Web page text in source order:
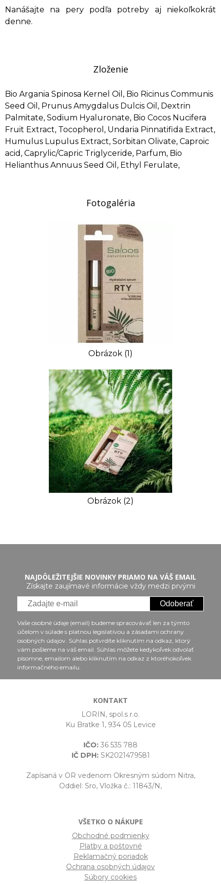
Nanášajte na pery podľa potreby aj niekoľkokrát
denne.
Zloženie
Bio Argania Spinosa Kernel Oil, Bio Ricinus Communis
Seed Oil, Prunus Amygdalus Dulcis Oil, Dextrin
Palmitate, Sodium Hyaluronate, Bio Cocos Nucifera
Fruit Extract, Tocopherol, Undaria Pinnatifida Extract,
Humulus Lupulus Extract, Sorbitan Olivate, Caproic
acid, Caprylic/Capric Triglyceride, Parfum, Bio
Helianthus Annuus Seed Oil, Ethyl Ferulate,
Fotogaléria
Obrázok (1)
Obrázok (2)
NAJDÔLEŽITEJŠIE NOVINKY PRIAMO NA VÁŠ EMAIL
Získajte zaujímavé informácie vždy medzi prvými
Odoberať
Vaše osobné údaje (email) budeme spracovávať len za týmto
účelom v súlade s platnou legislatívou a zásadami ochrany
osobných údajov. Súhlas potvrdíte kliknutím na odkaz, ktorý
vám pošleme na váš email. Súhlas môžete kedykoľvek odvolať
písomne, emailom alebo kliknutím na odkaz z ktoréhokoľvek
informačného emailu.
KONTAKT
LORIN, spol.s r.o.
Ku Bratke 1, 934 05 Levice
IČO: 36 535 788
IČ DPH:SK2021479581
Zapísaná v OR vedenom Okresným súdom Nitra,
Oddiel: Sro, Vložka č.: 11843/N,
VŠETKO O NÁKUPE
Obchodné podmienky
Platby a poštovné
Reklamačný poriadok
Ochrana osobných údajov
Súbory cookies